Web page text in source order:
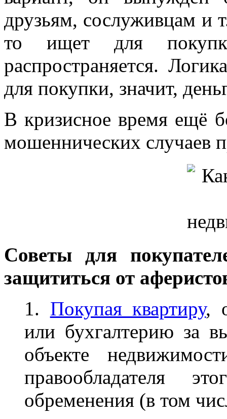
друзьям, сослуживцам и
то ищет для
распространяется.
для покупки, значит,
В кризисное время ещё
мошеннических случаев
Cоветы для
защититься от
1. Покупая квартиру,
или бухгалтерию за
объекте
правообладателя
обременения (в том